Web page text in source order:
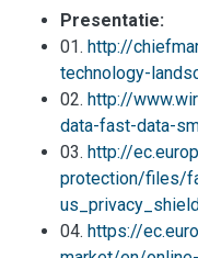
Presentatie:
01. http://
technology-
02. http://
data-fast-data-
03. http://
protection/files/
04. https://